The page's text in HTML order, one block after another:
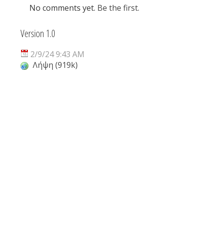
No comments yet. Be the first.
Version 1.0
2/9/24 9:43 AM
Λήψη (919k)